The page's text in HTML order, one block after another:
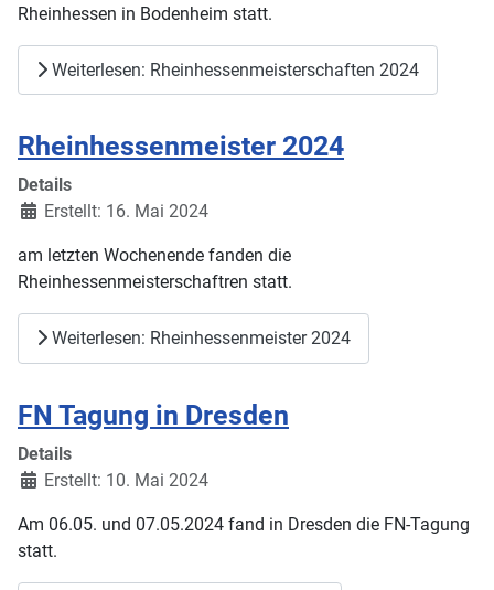
Rheinhessen in Bodenheim statt.
Weiterlesen: Rheinhessenmeisterschaften 2024
Rheinhessenmeister 2024
Details
Erstellt: 16. Mai 2024
am letzten Wochenende fanden die
Rheinhessenmeisterschaftren statt.
Weiterlesen: Rheinhessenmeister 2024
FN Tagung in Dresden
Details
Erstellt: 10. Mai 2024
Am 06.05. und 07.05.2024 fand in Dresden die FN-Tagung
statt.